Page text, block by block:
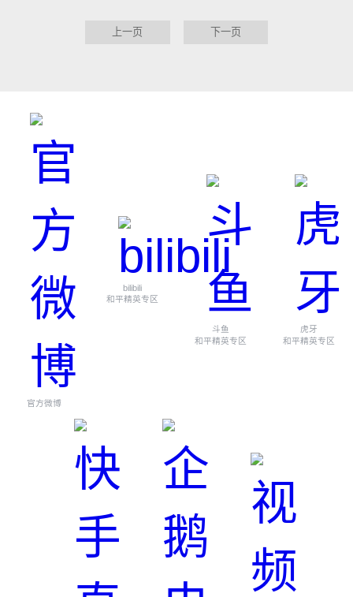
上一页 下一页
官方微博
bilibili
和平精英专区
斗鱼
和平精英专区
虎牙
和平精英专区